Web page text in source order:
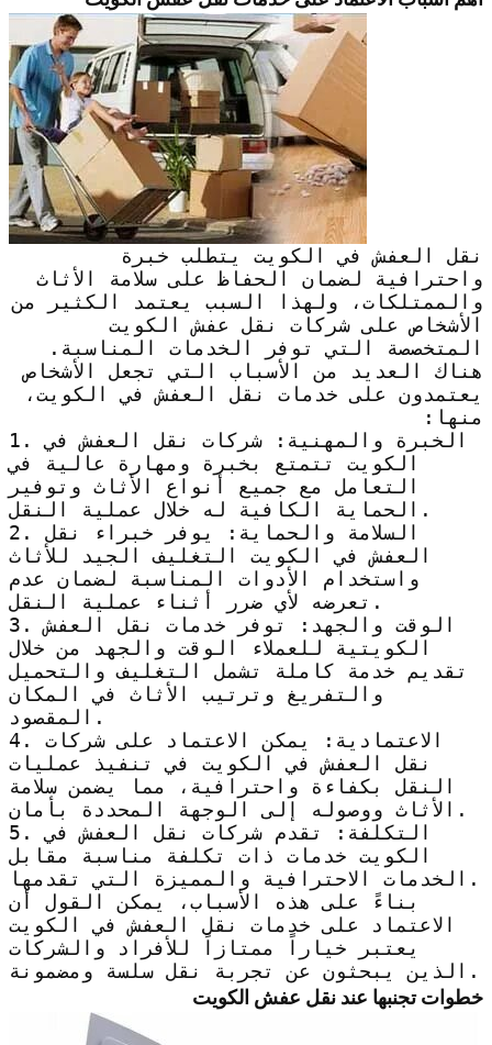
نقل العفش في الكويت يتطلب خبرة
واحترافية لضمان الحفاظ على سلامة الأثاث
والممتلكات، ولهذا السبب يعتمد الكثير من
الأشخاص على شركات نقل عفش الكويت
المتخصصة التي توفر الخدمات المناسبة.
هناك العديد من الأسباب التي تجعل الأشخاص
يعتمدون على خدمات نقل العفش في الكويت،
منها:
1. الخبرة والمهنية: شركات نقل العفش في
الكويت تتمتع بخبرة ومهارة عالية في
التعامل مع جميع أنواع الأثاث وتوفير
الحماية الكافية له خلال عملية النقل.
2. السلامة والحماية: يوفر خبراء نقل
العفش في الكويت التغليف الجيد للأثاث
واستخدام الأدوات المناسبة لضمان عدم
تعرضه لأي ضرر أثناء عملية النقل.
3. الوقت والجهد: توفر خدمات نقل العفش
الكويتية للعملاء الوقت والجهد من خلال
تقديم خدمة كاملة تشمل التغليف والتحميل
والتفريغ وترتيب الأثاث في المكان
المقصود.
4. الاعتمادية: يمكن الاعتماد على شركات
نقل العفش في الكويت في تنفيذ عمليات
النقل بكفاءة واحترافية، مما يضمن سلامة
الأثاث ووصوله إلى الوجهة المحددة بأمان.
5. التكلفة: تقدم شركات نقل العفش في
الكويت خدمات ذات تكلفة مناسبة مقابل
الخدمات الاحترافية والمميزة التي تقدمها.
بناءً على هذه الأسباب، يمكن القول أن
الاعتماد على خدمات نقل العفش في الكويت
يعتبر خياراً ممتازاً للأفراد والشركات
الذين يبحثون عن تجربة نقل سلسة ومضمونة.
خطوات تجنبها عند نقل عفش الكويت